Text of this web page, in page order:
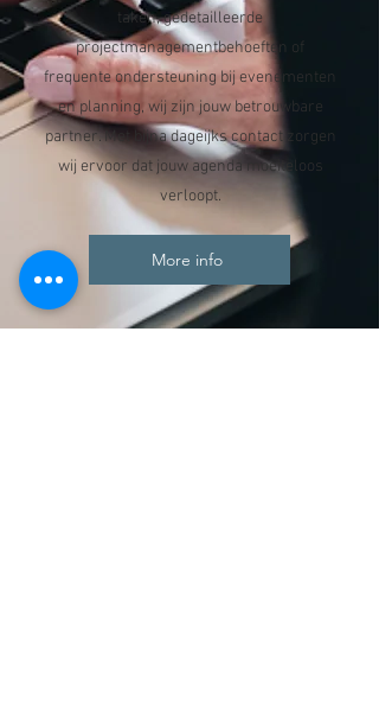
taken, gedetailleerde
projectmanagementbehoeften of
frequente ondersteuning bij evenementen
en planning, wij zijn jouw betrouwbare
partner. Met bijna dageijks contact zorgen
wij ervoor dat jouw agenda moeiteloos
verloopt.
More info